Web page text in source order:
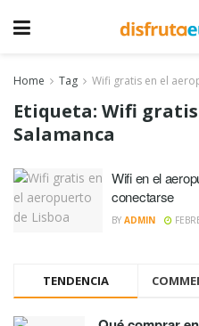
Home Tag Wifi gratis en el
Etiqueta: Wifi
Salamanca
Wifi en el
conectarse
BY ADMIN
TENDENCIA